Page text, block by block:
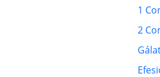
1
2